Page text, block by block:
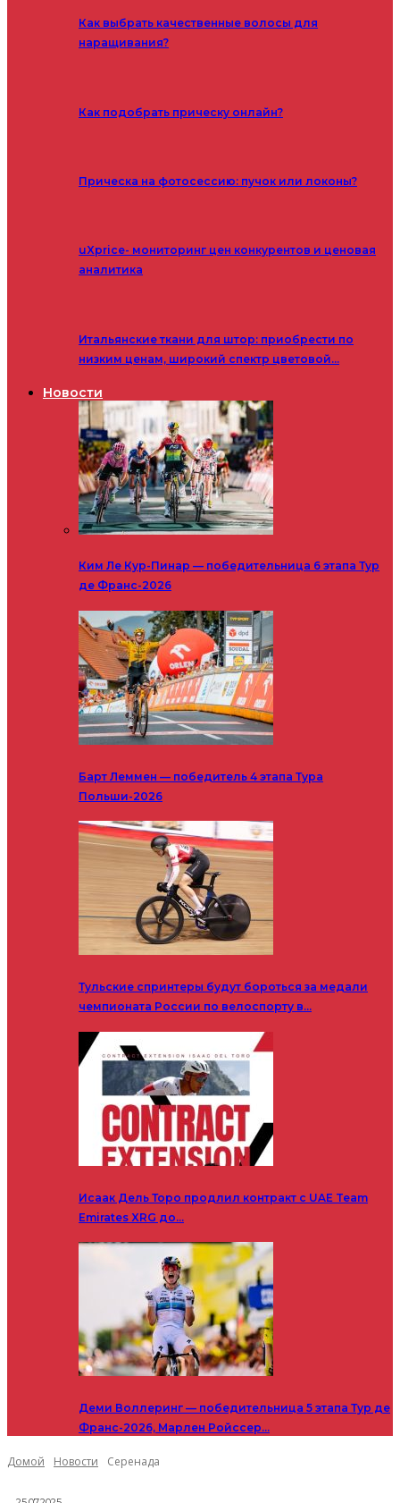
Как выбрать качественные волосы для
наращивания?
Как подобрать прическу онлайн?
Прическа на фотосессию: пучок или локоны?
uXprice- мониторинг цен конкурентов и ценовая
аналитика
Итальянские ткани для штор: приобрести по
низким ценам, широкий спектр цветовой…
Новости
Ким Ле Кур-Пинар — победительница 6 этапа Тур
де Франс-2026
Барт Леммен — победитель 4 этапа Тура
Польши-2026
Тульские спринтеры будут бороться за медали
чемпионата России по велоспорту в…
Исаак Дель Торо продлил контракт с UAE Team
Emirates XRG до…
Деми Воллеринг — победительница 5 этапа Тур де
Франс-2026, Марлен Ройссер…
Домой Новости Серенада